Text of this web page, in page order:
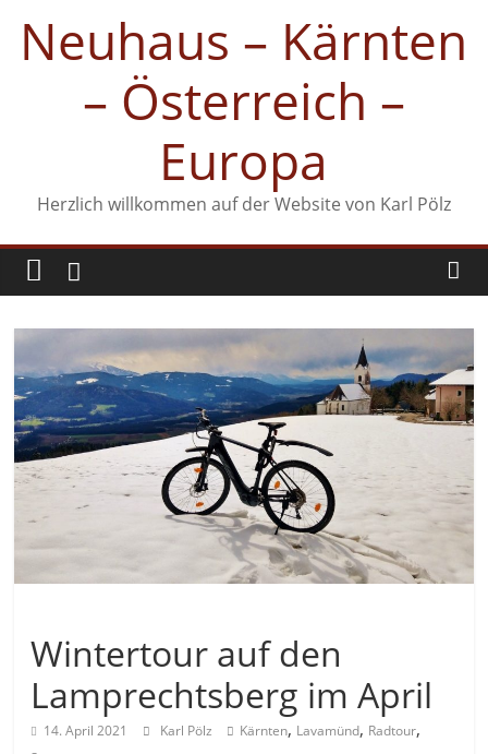
Inhalt
springen
Neuhaus – Kärnten
– Österreich –
Europa
Herzlich willkommen auf der Website von Karl Pölz
Wintertour auf den
Lamprechtsberg im April
14. April 2021 Karl Pölz Kärnten, Lavamünd, Radtour,